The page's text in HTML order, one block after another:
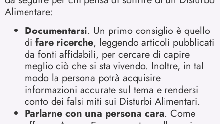
Alimentare:
Documentarsi. Un primo consiglio è quello
di fare ricerche, leggendo articoli pubblicati
da fonti affidabili, per cercare di capire
meglio ciò che si sta vivendo. Inoltre, in tal
modo la persona potrà acquisire
informazioni accurate sul tema e rendersi
conto dei falsi miti sui Disturbi Alimentari.
Parlarne con una persona cara. Come